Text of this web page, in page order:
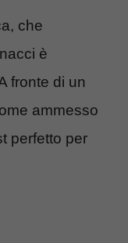
che
è
fronte di un
ammesso
perfetto per